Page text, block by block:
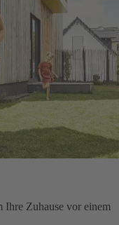
Ihre Zuhause vor einem